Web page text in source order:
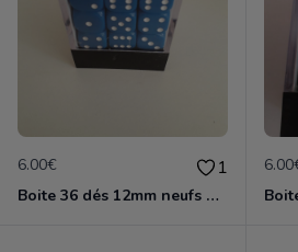
6.00€ 1
Boite 36 dés 12mm neufs bleus